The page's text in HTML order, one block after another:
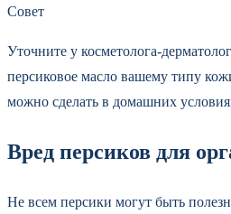
Совет
Уточните у косметолога-
персиковое масло вашему типу
можно сделать в домашних
Вред персиков для
Не всем персики могут быть